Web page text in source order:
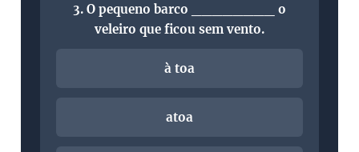
3. O pequeno barco ________ o
veleiro que ficou sem vento.
à toa
atoa